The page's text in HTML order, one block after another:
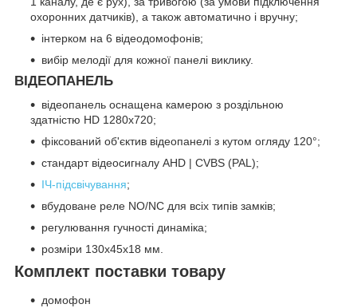
охоронних датчиків), а також автоматично і вручну;
інтерком на 6 відеодомофонів;
вибір мелодії для кожної панелі виклику.
ВІДЕОПАНЕЛЬ
відеопанель оснащена камерою з роздільною
здатністю HD 1280x720;
фіксований об'єктив відеопанелі з кутом огляду 120°;
стандарт відеосигналу AHD | CVBS (PAL);
ІЧ-підсвічування;
вбудоване реле NO/NC для всіх типів замків;
регулювання гучності динаміка;
розміри 130х45х18 мм.
Комплект поставки товару
домофон